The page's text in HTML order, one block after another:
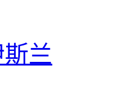
兰